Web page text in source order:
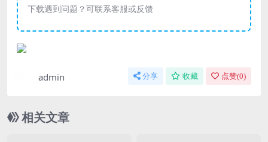
下载遇到问题？可联系客服或反馈
admin 分享 收藏 点赞(0)
相关文章